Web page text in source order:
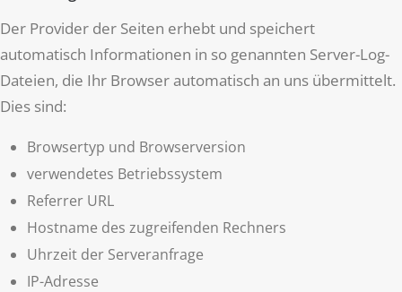
Der Provider der Seiten erhebt und speichert
automatisch Informationen in so genannten Server-Log-
Dateien, die Ihr Browser automatisch an uns übermittelt.
Dies sind:
Browsertyp und Browserversion
verwendetes Betriebssystem
Referrer URL
Hostname des zugreifenden Rechners
Uhrzeit der Serveranfrage
IP-Adresse